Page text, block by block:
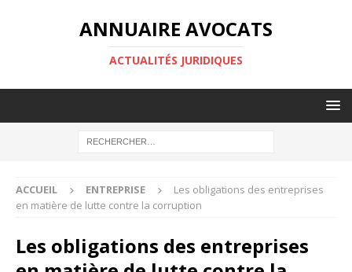
ANNUAIRE AVOCATS
ACTUALITÉS JURIDIQUES
ACCUEIL ENTREPRISE
Les obligations des entreprises
en matière de lutte contre la corruption
Les obligations des entreprises